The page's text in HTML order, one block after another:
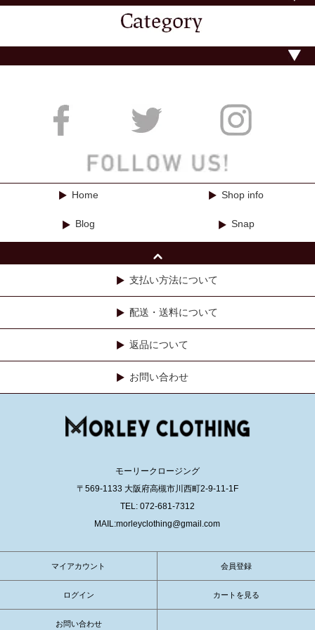
Home Shop info
Blog Snap
支払い方法について
配送・送料について
返品について
お問い合わせ
モーリークロージング
〒569-1133 大阪府高槻市川西町2-9-11-1F
TEL: 072-681-7312
MAIL:morleyclothing@gmail.com
マイアカウント 会員登録
ログイン カートを見る
お問い合わせ